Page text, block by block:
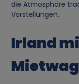
die Atmosphäre
Vorstellungen.
Irland